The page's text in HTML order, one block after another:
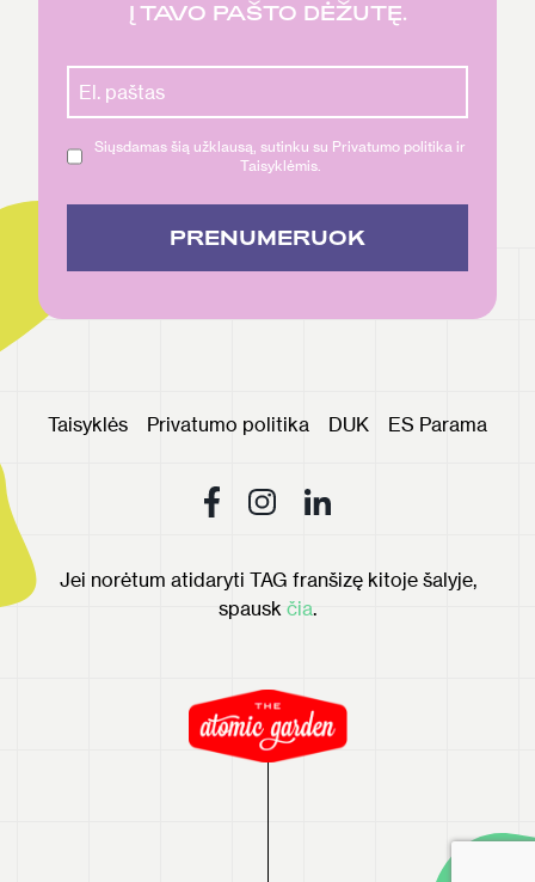
Į TAVO PAŠTO DĖŽUTĘ.
Siųsdamas šią užklausą, sutinku su Privatumo politika ir
Taisyklėmis.
PRENUMERUOK
Taisyklės Privatumo politika DUK ES Parama
Jei norėtum atidaryti TAG franšizę kitoje šalyje,
spausk čia.